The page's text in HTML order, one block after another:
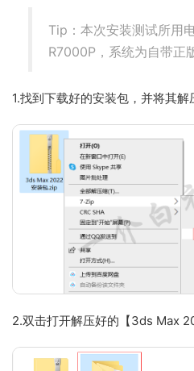
Tip：本次安装测试所用
R7000P，系统为自带正
1.找到下载好的安装包，并将其解
2.双击打开解压好的【3ds Max